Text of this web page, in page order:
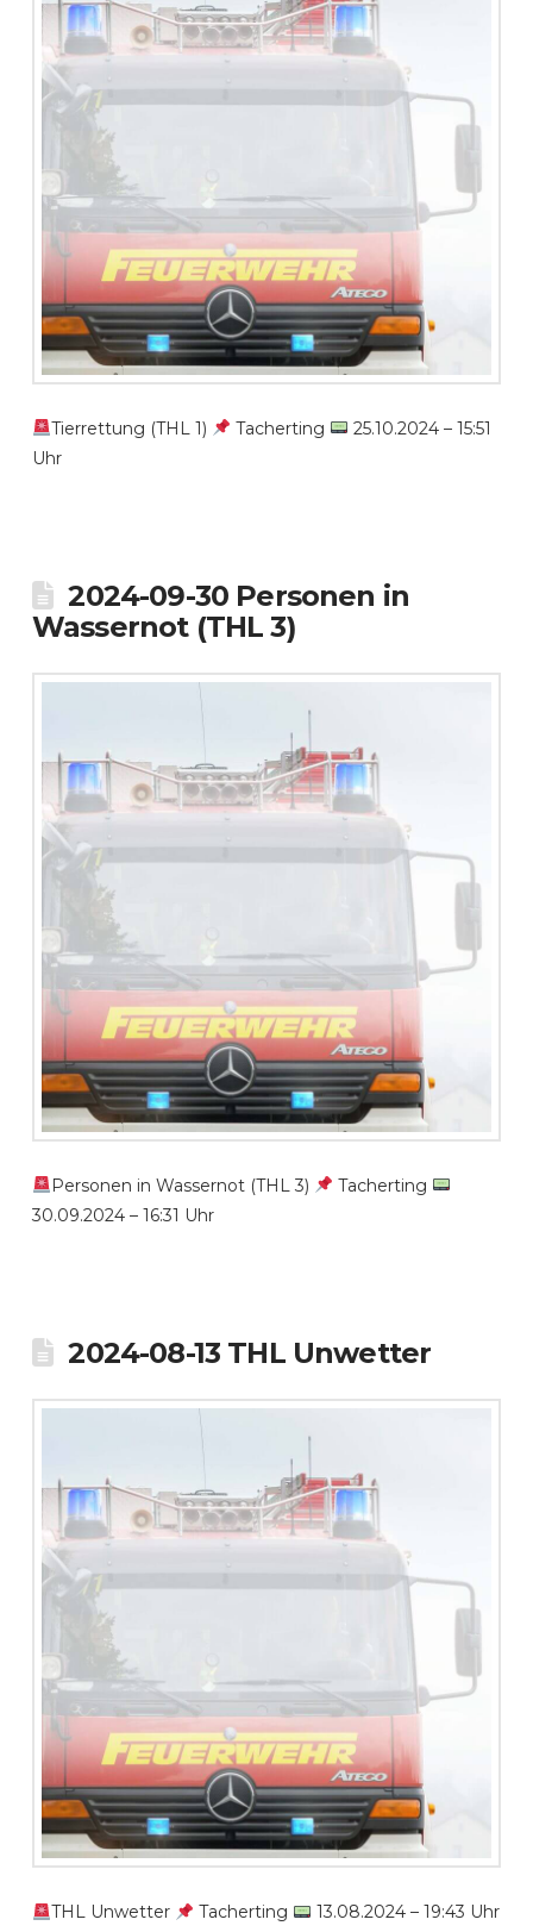
Tierrettung (THL 1) Tacherting
25.10.2024 – 15:51
Uhr
2024-09-30 Personen in
Wassernot (THL 3)
Personen in Wassernot (THL 3)
Tacherting
30.09.2024 – 16:31 Uhr
2024-08-13 THL Unwetter
THL Unwetter Tacherting 13.08.2024 – 19:43 Uhr